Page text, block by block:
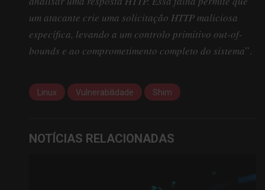
um atacante crie uma solicitação HTTP maliciosa
específica, levando a um controlo primitivo out-of-
bounds e ao comprometimento completo do sistema”.
Linux Vulnerabilidade Shim
NOTÍCIAS RELACIONADAS